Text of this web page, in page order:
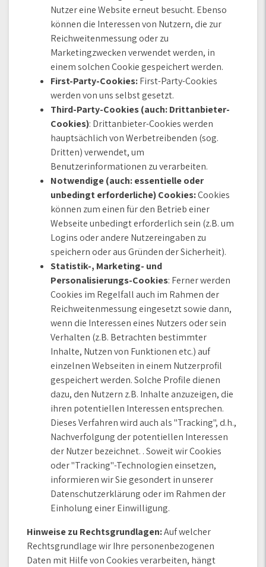
Nutzer eine Website erneut besucht. Ebenso
können die Interessen von Nutzern, die zur
Reichweitenmessung oder zu
Marketingzwecken verwendet werden, in
einem solchen Cookie gespeichert werden.
First-Party-Cookies:First-Party-Cookies
werden von uns selbst gesetzt.
Third-Party-Cookies (auch: Drittanbieter-
Cookies): Drittanbieter-Cookies werden
hauptsächlich von Werbetreibenden (sog.
Dritten) verwendet, um
Benutzerinformationen zu verarbeiten.
Notwendige (auch: essentielle oder
unbedingt erforderliche) Cookies:Cookies
können zum einen für den Betrieb einer
Webseite unbedingt erforderlich sein (z.B. um
Logins oder andere Nutzereingaben zu
speichern oder aus Gründen der Sicherheit).
Statistik-, Marketing- und
Personalisierungs-Cookies: Ferner werden
Cookies im Regelfall auch im Rahmen der
Reichweitenmessung eingesetzt sowie dann,
wenn die Interessen eines Nutzers oder sein
Verhalten (z.B. Betrachten bestimmter
Inhalte, Nutzen von Funktionen etc.) auf
einzelnen Webseiten in einem Nutzerprofil
gespeichert werden. Solche Profile dienen
dazu, den Nutzern z.B. Inhalte anzuzeigen, die
ihren potentiellen Interessen entsprechen.
Dieses Verfahren wird auch als "Tracking", d.h.,
Nachverfolgung der potentiellen Interessen
der Nutzer bezeichnet. . Soweit wir Cookies
oder "Tracking"-Technologien einsetzen,
informieren wir Sie gesondert in unserer
Datenschutzerklärung oder im Rahmen der
Einholung einer Einwilligung.
Hinweise zu Rechtsgrundlagen:Auf welcher
Rechtsgrundlage wir Ihre personenbezogenen
Daten mit Hilfe von Cookies verarbeiten, hängt